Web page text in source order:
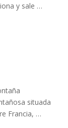
y sale …
situada
Francia, …